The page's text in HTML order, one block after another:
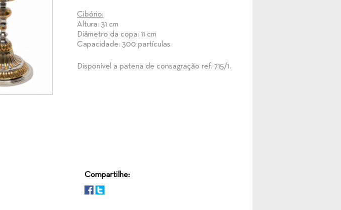
Cibório:
Altura: 31 cm
Diâmetro da copa: 11 cm
Capacidade: 300 partículas
Disponível a patena de consagração ref. 715/1.
Compartilhe: